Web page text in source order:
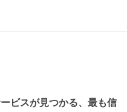
ビスが見つかる、最も信